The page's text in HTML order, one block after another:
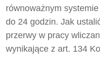
równoważnym
do 24 godzin. Jak
przerwy w pracy
wynikające z art. 134